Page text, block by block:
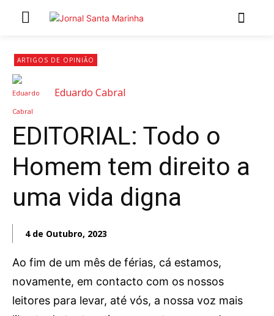
ÚLTIMAS NOTÍCIAS
ARTIGOS DE OPINIÃO
Secções
MARCHAS POPULARES DE SÃO JOÃO 2026
ATUALIDADE
REGIÃO
SOCIEDADE
OCORRÊNCIAS
EMPRESAS E INOVAÇÃO
ARTIGOS DE OPINIÃO
Eduardo Cabral
EDITORIAL: Todo o
Homem tem direito a
uma vida digna
4 de Outubro, 2023
Ao fim de um mês de férias, cá estamos,
novamente, em contacto com os nossos
leitores para levar, até vós, a nossa voz mais